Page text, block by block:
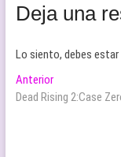
Deja una
Lo siento, debes estar
Navegación
de
AnteriorEntrada
anterior:
Dead Rising 2:Case